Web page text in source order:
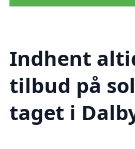
Indhent
tilbud på
taget i